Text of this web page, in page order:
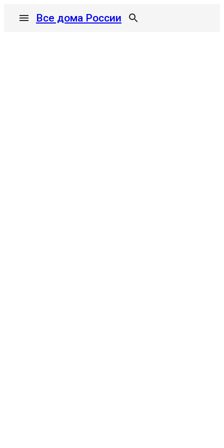
Все дома России